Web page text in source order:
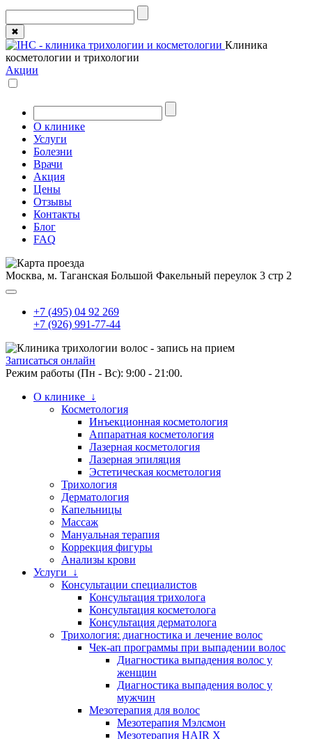
✖
Клиника
косметологии и трихологии
Акции
О клинике
Услуги
Болезни
Врачи
Акция
Цены
Отзывы
Контакты
Блог
FAQ
Москва, м. Таганская Большой Факельный переулок 3 стр 2
+7 (495) 04 92 269
+7 (926) 991-77-44
Записаться онлайн
Режим работы (Пн - Вс): 9:00 - 21:00.
О клинике ↓
Косметология
Инъекционная косметология
Аппаратная косметология
Лазерная косметология
Лазерная эпиляция
Эстетическая косметология
Трихология
Дерматология
Капельницы
Массаж
Мануальная терапия
Коррекция фигуры
Анализы крови
Услуги ↓
Консультации специалистов
Консультация трихолога
Консультация косметолога
Консультация дерматолога
Трихология: диагностика и лечение волос
Чек-ап программы при выпадении волос
Диагностика выпадения волос у
женщин
Диагностика выпадения волос у
мужчин
Мезотерапия для волос
Мезотерапия Мэлсмон
Мезотерапия HAIR X